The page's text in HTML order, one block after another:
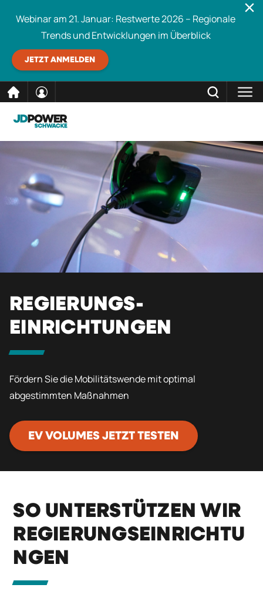
Inhalt
Webinar am 21. Januar: Restwerte 2026 – Regionale
Trends und Entwicklungen im Überblick
JETZT ANMELDEN
Schwacke durchsuchen SCHLIESSEN
REGIERUNGS-
EINRICHTUNGEN
Fördern Sie die Mobilitätswende mit optimal
abgestimmten Maßnahmen
EV VOLUMES JETZT TESTEN
SO UNTERSTÜTZEN WIR
REGIERUNGSEINRICHTU
NGEN